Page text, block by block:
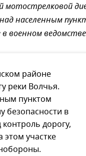
мотострелковой
над населенным
в военном
районе
реки Волчья.
пунктом
безопасности в
дорогу,
участке